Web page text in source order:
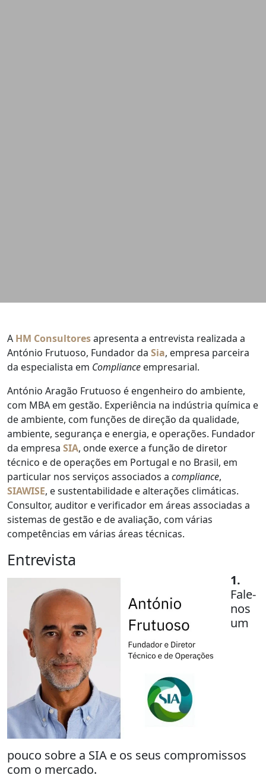
A HM Consultoresapresenta a entrevista realizada a
António Frutuoso, Fundador da Sia, empresa parceira
da especialista em Compliance empresarial.
António Aragão Frutuoso é engenheiro do ambiente,
com MBA em gestão. Experiência na indústria química e
de ambiente, com funções de direção da qualidade,
ambiente, segurança e energia, e operações. Fundador
da empresa SIA, onde exerce a função de diretor
técnico e de operações em Portugal e no Brasil, em
particular nos serviços associados a compliance,
SIAWISE, e sustentabilidade e alterações climáticas.
Consultor, auditor e verificador em áreas associadas a
sistemas de gestão e de avaliação, com várias
competências em várias áreas técnicas.
Entrevista
1.
Fale-
nos
um
pouco sobre a SIA e os seus compromissos
com o mercado.